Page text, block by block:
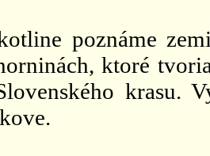
poznáme
ktoré
krasu.